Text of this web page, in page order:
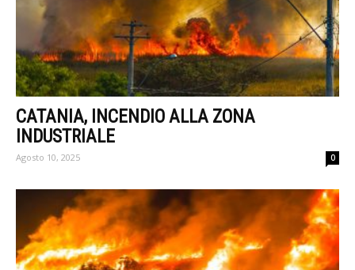
CATANIA, INCENDIO ALLA ZONA
INDUSTRIALE
Agosto 10, 2025 0